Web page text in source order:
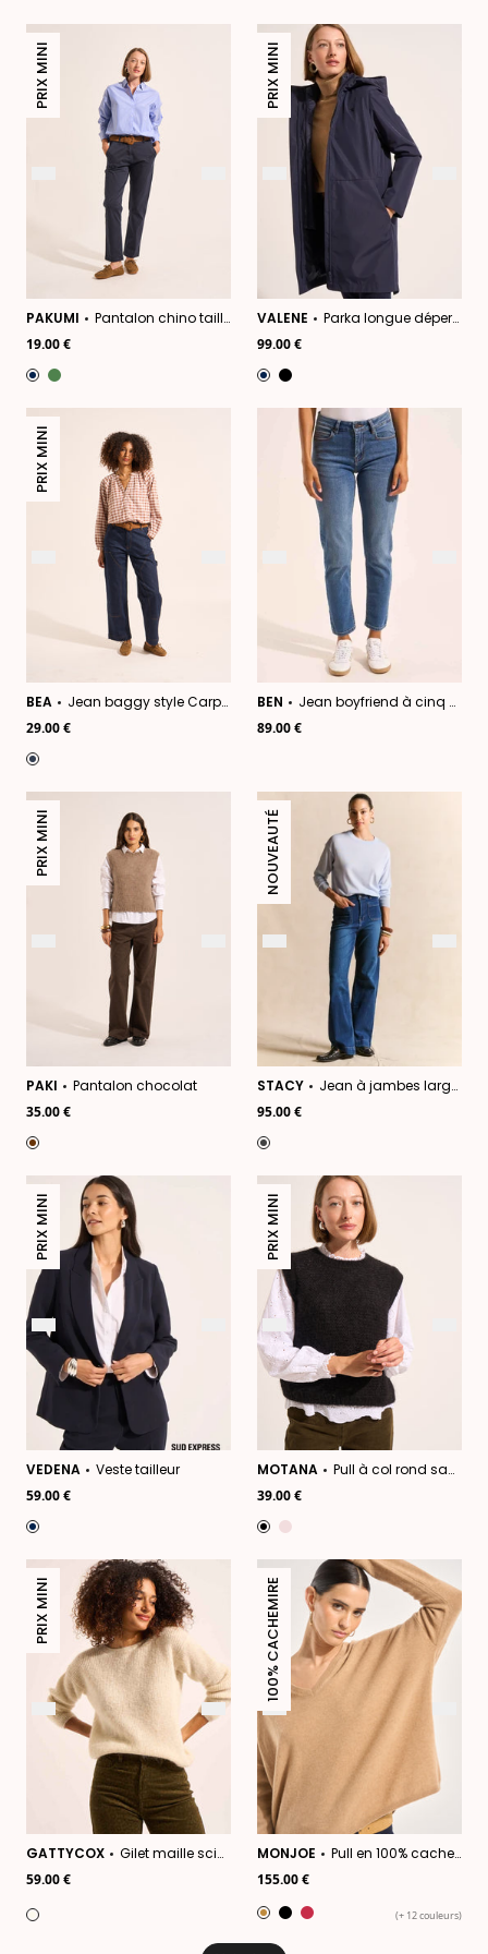
PRIX MINI
PAKUMI
Pantalon chino taille basse
19.00 €
PRIX MINI
VALENE
Parka longue déperlante
99.00 €
PRIX MINI
BEA
Jean baggy style Carpenter
29.00 €
BEN
Jean boyfriend à cinq poches
89.00 €
PRIX MINI
PAKI
Pantalon chocolat
35.00 €
NOUVEAUTÉ
STACY
Jean à jambes larges avec revers et taille haute
95.00 €
PRIX MINI
VEDENA
Veste tailleur
59.00 €
PRIX MINI
MOTANA
Pull à col rond sans manches
39.00 €
PRIX MINI
GATTYCOX
Gilet maille scintillante
59.00 €
100% CACHEMIRE
MONJOE
Pull en 100% cachemire à Col V
155.00 €
(+ 12 couleurs)